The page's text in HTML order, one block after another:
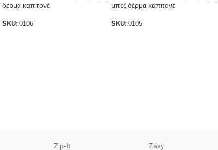
δέρμα καπιτονέ
SKU: 0106
μπεζ δέρμα καπιτονέ
SKU: 0105
Zip-It Zaxy